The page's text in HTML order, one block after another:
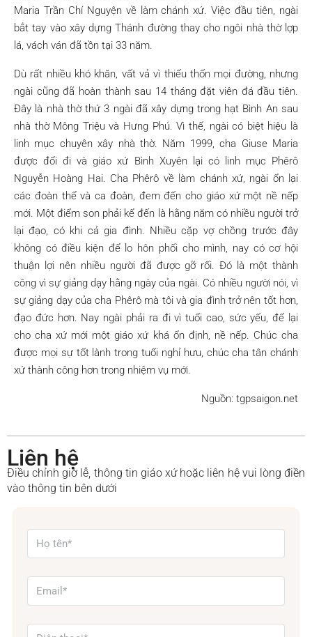
Maria Trần Chí Nguyện về làm chánh xứ. Việc đầu tiên, ngài
bắt tay vào xây dựng Thánh đường thay cho ngôi nhà thờ lợp
lá, vách ván đã tồn tại 33 năm.
Dù rất nhiều khó khăn, vất vả vì thiếu thốn mọi đường, nhưng
ngài cũng đã hoàn thành sau 14 tháng đặt viên đá đầu tiên.
Đây là nhà thờ thứ 3 ngài đã xây dựng trong hạt Bình An sau
nhà thờ Mông Triệu và Hưng Phú. Vì thế, ngài có biệt hiệu là
linh mục chuyên xây nhà thờ. Năm 1999, cha Giuse Maria
được đổi đi và giáo xứ Bình Xuyên lại có linh mục Phêrô
Nguyễn Hoàng Hai. Cha Phêrô về làm chánh xứ, ngài ổn lại
các đoàn thể và ca đoàn, đem đến cho giáo xứ một nề nếp
mới. Một điểm son phải kể đến là hằng năm có nhiều người trở
lại đạo, có khi cả gia đình. Nhiều cặp vợ chồng trước đây
không có điều kiện để lo hôn phối cho mình, nay có cơ hội
thuận lợi nên nhiều người đã được gỡ rối. Đó là một thành
công vì sự giảng dạy hằng ngày của ngài. Có nhiều người nói, vì
sự giảng dạy của cha Phêrô mà tôi và gia đình trở nên tốt hơn,
đạo đức hơn. Nay ngài phải ra đi vì tuổi cao, sức yếu, để lại
cho cha xứ mới một giáo xứ khá ổn định, nề nếp. Chúc cha
được mọi sự tốt lành trong tuổi nghỉ hưu, chúc cha tân chánh
xứ thành công hơn trong nhiệm vụ mới.
Nguồn: tgpsaigon.net
Liên hệ
Điều chỉnh giờ lễ, thông tin giáo xứ hoặc liên hệ vui lòng điền
vào thông tin bên dưới